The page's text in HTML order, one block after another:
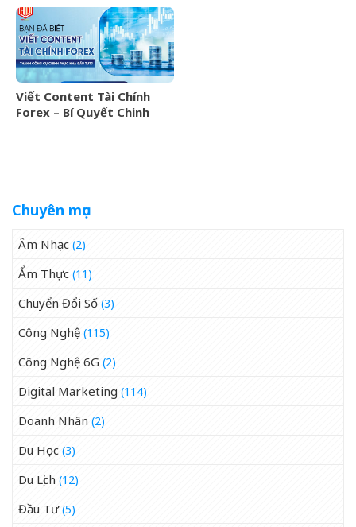
Doanh Nghiệp
Viết Content Tài Chính
Forex – Bí Quyết Chinh
Chuyên mục
Âm Nhạc (2)
Ẩm Thực (11)
Chuyển Đổi Số (3)
Công Nghệ (115)
Công Nghệ 6G (2)
Digital Marketing (114)
Doanh Nhân (2)
Du Học (3)
Du Lịch (12)
Đầu Tư(5)